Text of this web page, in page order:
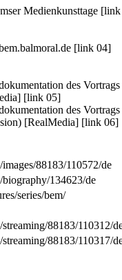
Medienkunsttage
[link 04]
des Vortrags
[link 05]
des Vortrags
[RealMedia] [link 06]
88183/110572/de
biography/134623/de
series/bem/
88183/110312/
88183/110317/